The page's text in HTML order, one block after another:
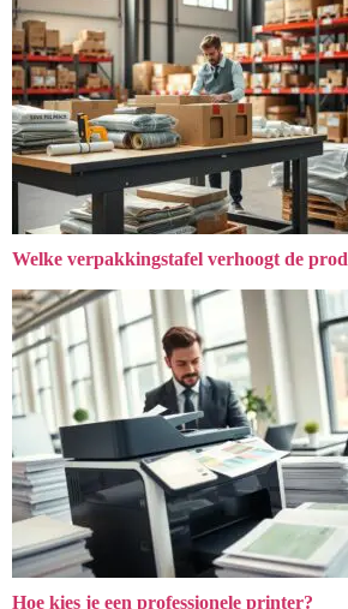
Welke verpakkingstafel verhoogt de
Hoe kies je een professionele printer?